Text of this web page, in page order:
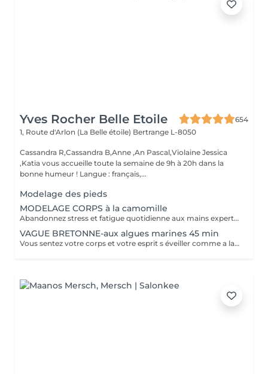
Yves Rocher Belle Etoile
654
1, Route d'Arlon (La Belle étoile) Bertrange L-8050
Cassandra R,Cassandra B,Anne ,An Pascal,Violaine Jessica
,Katia vous accueille toute la semaine de 9h à 20h dans la
bonne humeur ! Langue : français,...
Modelage des pieds
MODELAGE CORPS à la camomille
Abandonnez stress et fatigue quotidienne aux mains expertes de notre estheticienne. Sa gestuelle manuelle libere instantanement chacun de vos points de tension depuis les pieds jusqu à la nuque Le doux parfum fleuri de la camomille enveloppe votre corps et apaise vos sens et votre esprit. lacher prise dans un incroyable moment de detente . Vous etes apaisée et detendue.
VAGUE BRETONNE-aux algues marines 45 min
Vous sentez votre corps et votre esprit s éveiller comme a la suite d un bain dans l OCEAN. Vous vous tonicité et leur confort. sentez légère et revitalisée. Vos jambes retrouvent leur tonicité et leur confort